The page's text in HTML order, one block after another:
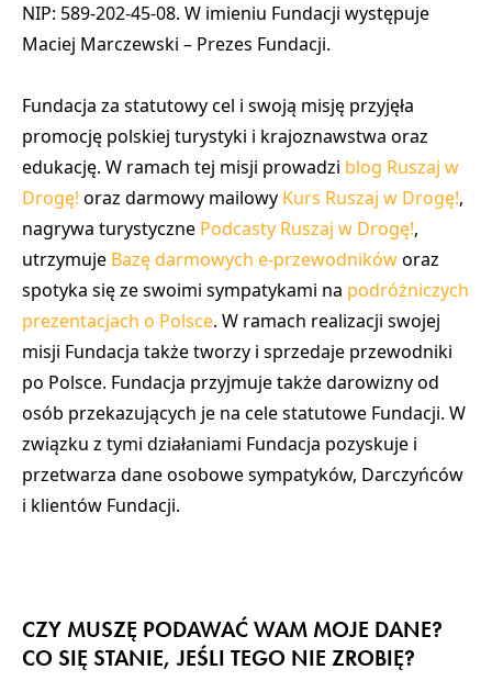
NIP: 589-202-45-08. W imieniu Fundacji występuje
Maciej Marczewski – Prezes Fundacji.
Fundacja za statutowy cel i swoją misję przyjęła
promocję polskiej turystyki i krajoznawstwa oraz
edukację. W ramach tej misji prowadzi blog Ruszaj w
Drogę! oraz darmowy mailowy Kurs Ruszaj w Drogę!,
nagrywa turystyczne Podcasty Ruszaj w Drogę!,
utrzymuje Bazę darmowych e-przewodnikóworaz
spotyka się ze swoimi sympatykami na podróżniczych
prezentacjach o Polsce. W ramach realizacji swojej
misji Fundacja także tworzy i sprzedaje przewodniki
po Polsce. Fundacja przyjmuje także darowizny od
osób przekazujących je na cele statutowe Fundacji. W
związku z tymi działaniami Fundacja pozyskuje i
przetwarza dane osobowe sympatyków, Darczyńców
i klientów Fundacji.
CZY MUSZĘ PODAWAĆ WAM MOJE DANE?
CO SIĘ STANIE, JEŚLI TEGO NIE ZROBIĘ?